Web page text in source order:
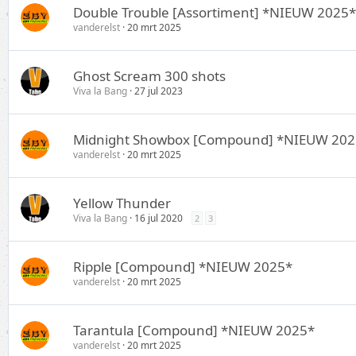
Double Trouble [Assortiment] *NIEUW 2025*
vanderelst 20 mrt 2025
Ghost Scream 300 shots
Viva la Bang 27 jul 2023
Midnight Showbox [Compound] *NIEUW
vanderelst 20 mrt 2025
Yellow Thunder
Viva la Bang 16 jul 2020 2 3
Ripple [Compound] *NIEUW 2025*
vanderelst 20 mrt 2025
Tarantula [Compound] *NIEUW 2025*
vanderelst 20 mrt 2025